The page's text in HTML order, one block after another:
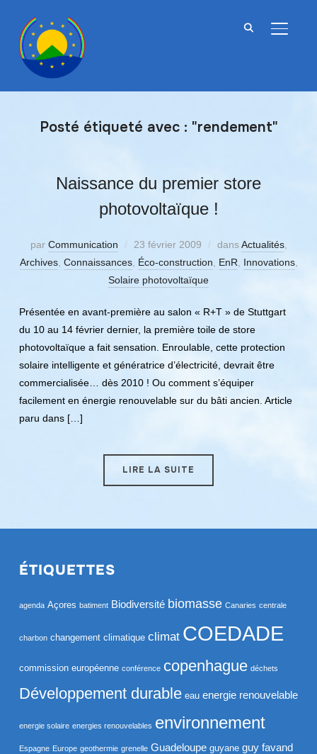
Posté étiqueté avec : "rendement"
Naissance du premier store
photovoltaïque !
par Communication 23 février 2009 dansActualités,
Archives, Connaissances, Éco-construction EnR Innovations,
Solaire photovoltaïque
Présentée en avant-première au salon « R+T » de Stuttgart
du 10 au 14 février dernier, la première toile de store
photovoltaïque a fait sensation. Enroulable, cette protection
solaire intelligente et génératrice d’électricité, devrait être
commercialisée… dès 2010 ! Ou comment s’équiper
facilement en énergie renouvelable sur du bâti ancien. Article
paru dans […]
LIRE LA SUITE
ÉTIQUETTES
agenda Açores batiment Biodiversité biomasse Canaries centrale
charbon changement climatique climat COEDADE
commission européenne conférence copenhague déchets
Développement durable eau energie renouvelable
energie solaire energies renouvelables environnement
Espagne Europe geothermie grenelle Guadeloupe guyane guy favand